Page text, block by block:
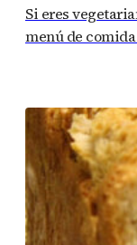
Si eres
menú de